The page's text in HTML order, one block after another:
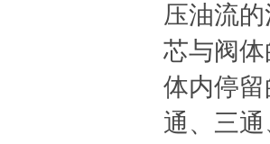
压油流
芯与阀
体内停
通、三